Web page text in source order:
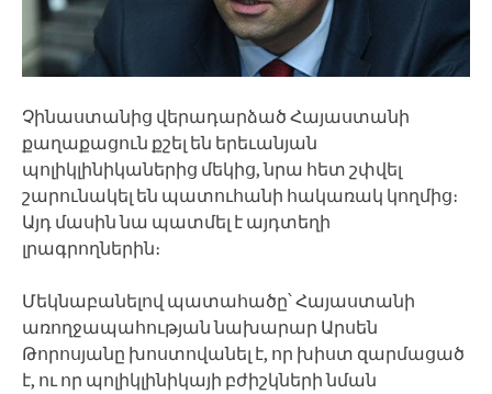
Չինաստանից վերադարձած Հայաստանի
քաղաքացուն քշել են երեւանյան
պոլիկլինիկաներից մեկից, նրա հետ շփվել
շարունակել են պատուհանի հակառակ կողմից։
Այդ մասին նա պատմել է այդտեղի
լրագրողներին։
Մեկնաբանելով պատահածը՝ Հայաստանի
առողջապահության նախարար Արսեն
Թորոսյանը խոստովանել է, որ խիստ զարմացած
է, ու որ պոլիկլինիկայի բժիշկների նման